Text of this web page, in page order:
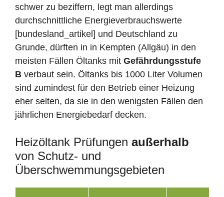
schwer zu beziffern, legt man allerdings
durchschnittliche Energieverbrauchswerte
[bundesland_artikel] und Deutschland zu
Grunde, dürften in in Kempten (Allgäu) in den
meisten Fällen Öltanks mit Gefährdungsstufe
B verbaut sein. Öltanks bis 1000 Liter Volumen
sind zumindest für den Betrieb einer Heizung
eher selten, da sie in den wenigsten Fällen den
jährlichen Energiebedarf decken.
Heizöltank Prüfungen außerhalb
von Schutz- und
Überschwemmungsgebieten